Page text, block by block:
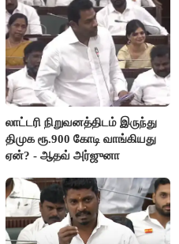
லாட்டரி நிறுவனத்திடம் இருந்து
திமுக ரூ.900 கோடி வாங்கியது
ஏன்? - ஆதவ் அர்ஜுனா